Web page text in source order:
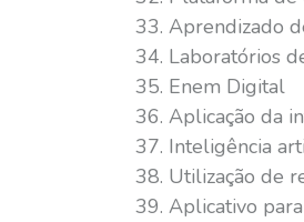
Aprendizado
Laboratórios
Enem Digital
Aplicação da
Inteligência
Utilização de
Aplicativo